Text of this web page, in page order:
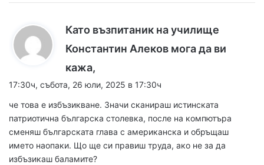
Като възпитаник на училище
Константин Алеков мога да ви
кажа,
а
:
17:30ч, събота, 26 юли, 2025 в 17:30ч
че това е избъзикване. Значи сканираш истинската
патриотична българска столевка, после на компютъра
сменяш българската глава с американска и обръщаш
името наопаки. Що ще си правиш труда, ако не за да
избъзикаш баламите?